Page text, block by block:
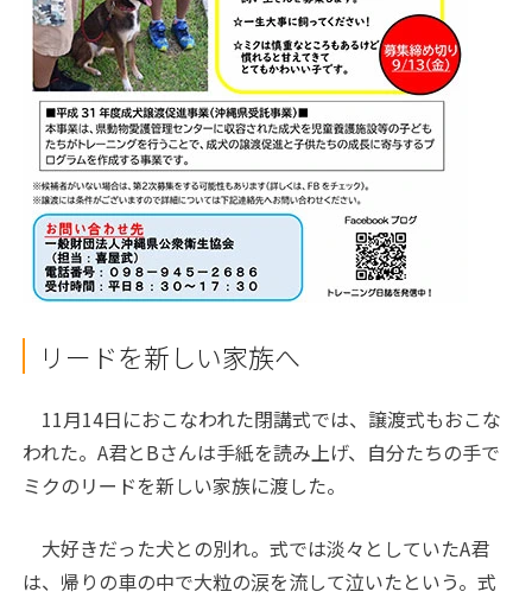
リードを新しい家族へ
11月14日におこなわれた閉講式では、譲渡式もおこな
われた。A君とBさんは手紙を読み上げ、自分たちの手で
ミクのリードを新しい家族に渡した。
大好きだった犬との別れ。式では淡々としていたA君
は、帰りの車の中で大粒の涙を流して泣いたという。式